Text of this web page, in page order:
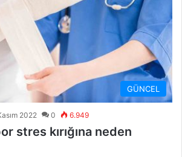
GÜNCEL
2022 0 6.949
stres kırığına neden